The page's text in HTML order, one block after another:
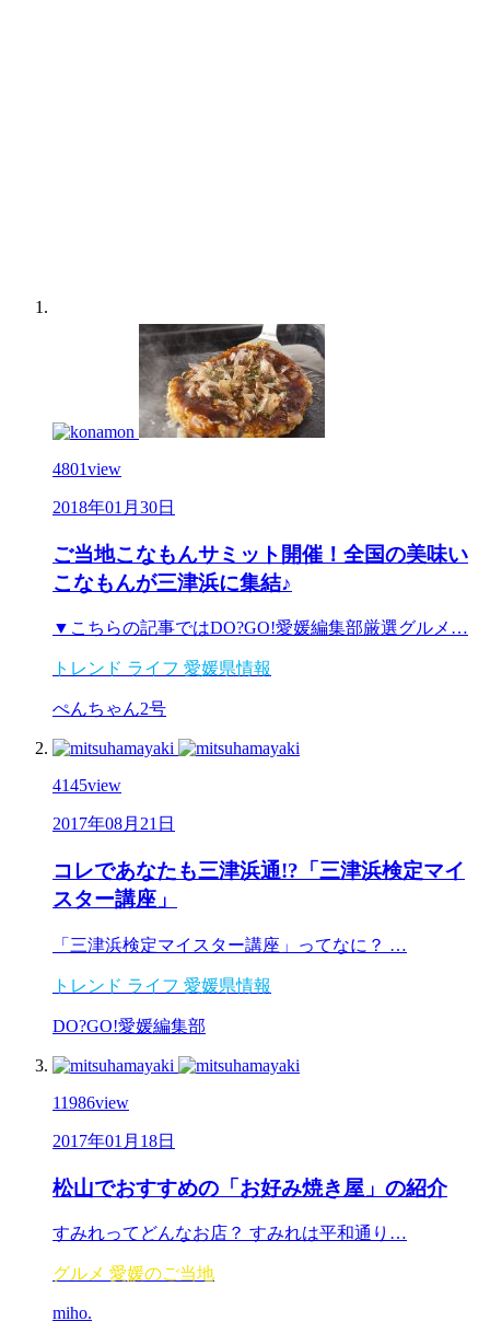
4801view
2018年01月30日
ご当地こなもんサミット開催！全国の美味い
こなもんが三津浜に集結♪
▼こちらの記事ではDO?GO!愛媛編集部厳選グルメ…
トレンド ライフ 愛媛県情報
ぺんちゃん2号
4145view
2017年08月21日
コレであなたも三津浜通!?「三津浜検定マイ
スター講座」
「三津浜検定マイスター講座」ってなに？ …
トレンド ライフ 愛媛県情報
DO?GO!愛媛編集部
11986view
2017年01月18日
松山でおすすめの「お好み焼き屋」の紹介
すみれってどんなお店？ すみれは平和通り…
グルメ 愛媛のご当地
miho.